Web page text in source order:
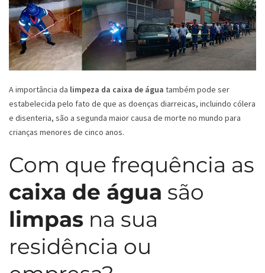
A importância da limpeza da caixa de água também pode ser
estabelecida pelo fato de que as doenças diarreicas, incluindo cólera
e disenteria, são a segunda maior causa de morte no mundo para
crianças menores de cinco anos.
Com que frequência as
caixa de água são
limpas na sua
residência ou